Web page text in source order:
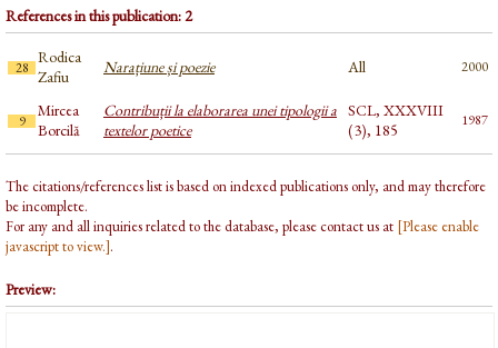
References in this publication: 2
28
Rodica
Zafiu
Narațiune și poezie All 2000
9
Mircea
Borcilă
Contribuții la elaborarea unei tipologii a
textelor poetice
SCL, XXXVIII
(3), 185
1987
The citations/references list is based on indexed publications only, and may therefore
be incomplete.
For any and all inquiries related to the database, please contact us at [Please enable
javascript to view.].
Preview: